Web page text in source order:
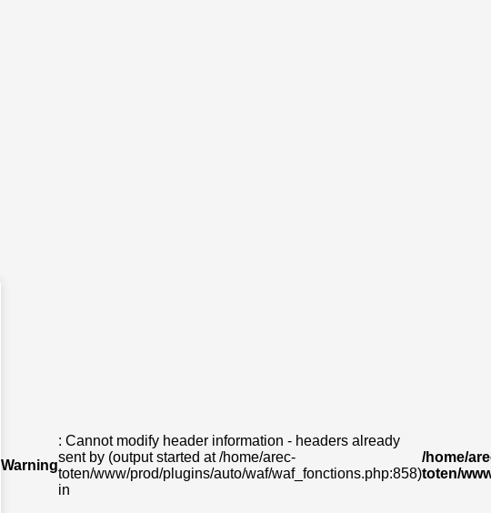
Warning
: Cannot modify header information - headers already
sent by (output started at /home/arec-
toten/www/prod/plugins/auto/waf/waf_fonctions.php:858)
in
/home/
toten/